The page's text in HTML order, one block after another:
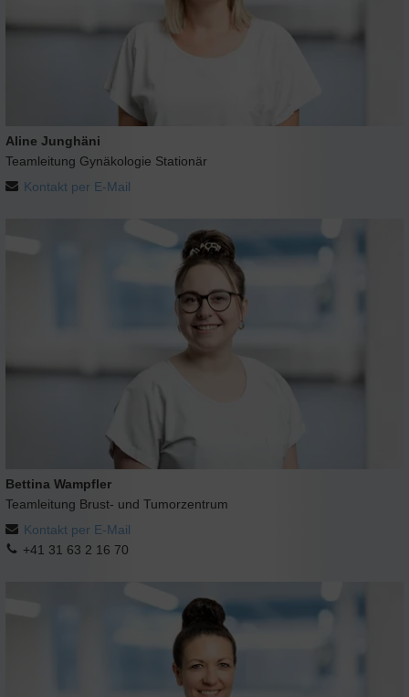
Aline Junghäni
Teamleitung Gynäkologie Stationär
Kontakt per E-Mail
Bettina Wampfler
Teamleitung Brust- und Tumorzentrum
Kontakt per E-Mail
+41 31 63 2 16 70